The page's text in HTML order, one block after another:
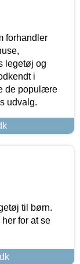
forhandler
legetøj og
i
de populære
udvalg.
til børn.
for at se